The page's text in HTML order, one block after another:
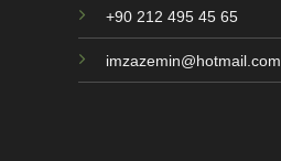
+90 212 495 45 65
imzazemin@hotmail.com